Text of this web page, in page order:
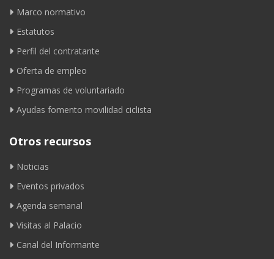
Marco normativo
Estatutos
Perfil del contratante
Oferta de empleo
Programas de voluntariado
Ayudas fomento movilidad ciclista
Otros recursos
Noticias
Eventos privados
Agenda semanal
Visitas al Palacio
Canal del Informante